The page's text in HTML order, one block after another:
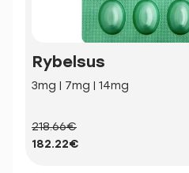
Rybelsus
3mg | 7mg | 14mg
218.66€
182.22€